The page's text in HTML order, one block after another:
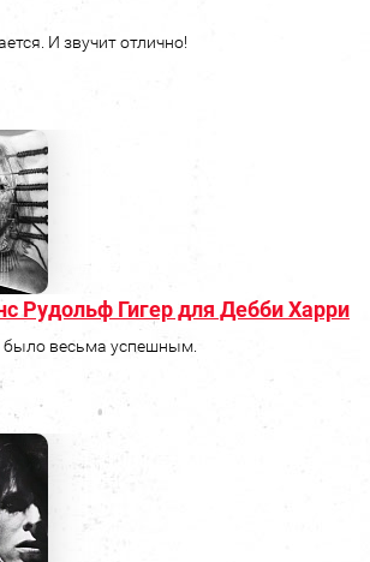
И звучит отлично!
Рудольф Гигер для Дебби Харри
было весьма успешным.